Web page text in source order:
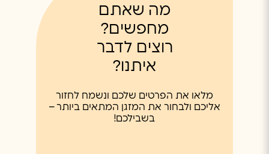
מה שאתם
מחפשים?
רוצים לדבר
איתנו?
מלאו את הפרטים שלכם ונשמח לחזור
אליכם ולבחור את המזגן המתאים ביותר –
בשבילכם!